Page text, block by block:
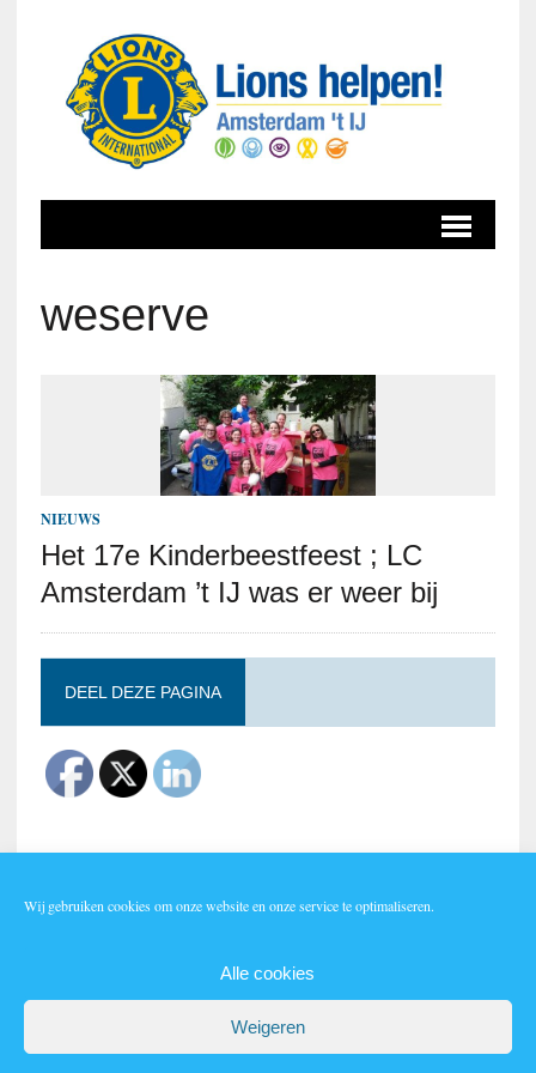
Wij gebruiken cookies om onze website en onze service te optimaliseren.
Alle cookies
Weigeren
weserve
NIEUWS
Het 17e Kinderbeestfeest ; LC
Amsterdam ’t IJ was er weer bij
DEEL DEZE PAGINA
AUTEURSRECHT 2026|MH NEWSDESK LITE DOORMH THEMES